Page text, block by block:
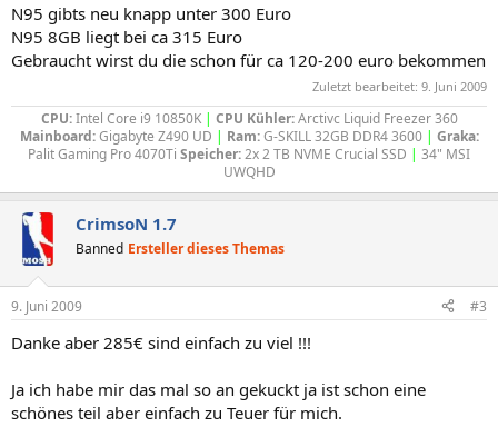
N95 gibts neu knapp unter 300 Euro
N95 8GB liegt bei ca 315 Euro
Gebraucht wirst du die schon für ca 120-200 euro bekommen
Zuletzt bearbeitet: 9. Juni 2009
CPU:Intel Core i9 10850K | CPU Kühler:Arctivc Liquid Freezer 360
Mainboard:Gigabyte Z490 UD | Ram:G-SKILL 32GB DDR4 3600 | Graka:
Palit Gaming Pro 4070Ti Speicher:2x 2 TB NVME Crucial SSD | 34" MSI
UWQHD​
CrimsoN 1.7
Banned Ersteller dieses Themas
9. Juni 2009 #3
Danke aber 285€ sind einfach zu viel !!!
Ja ich habe mir das mal so an gekuckt ja ist schon eine
schönes teil aber einfach zu Teuer für mich.